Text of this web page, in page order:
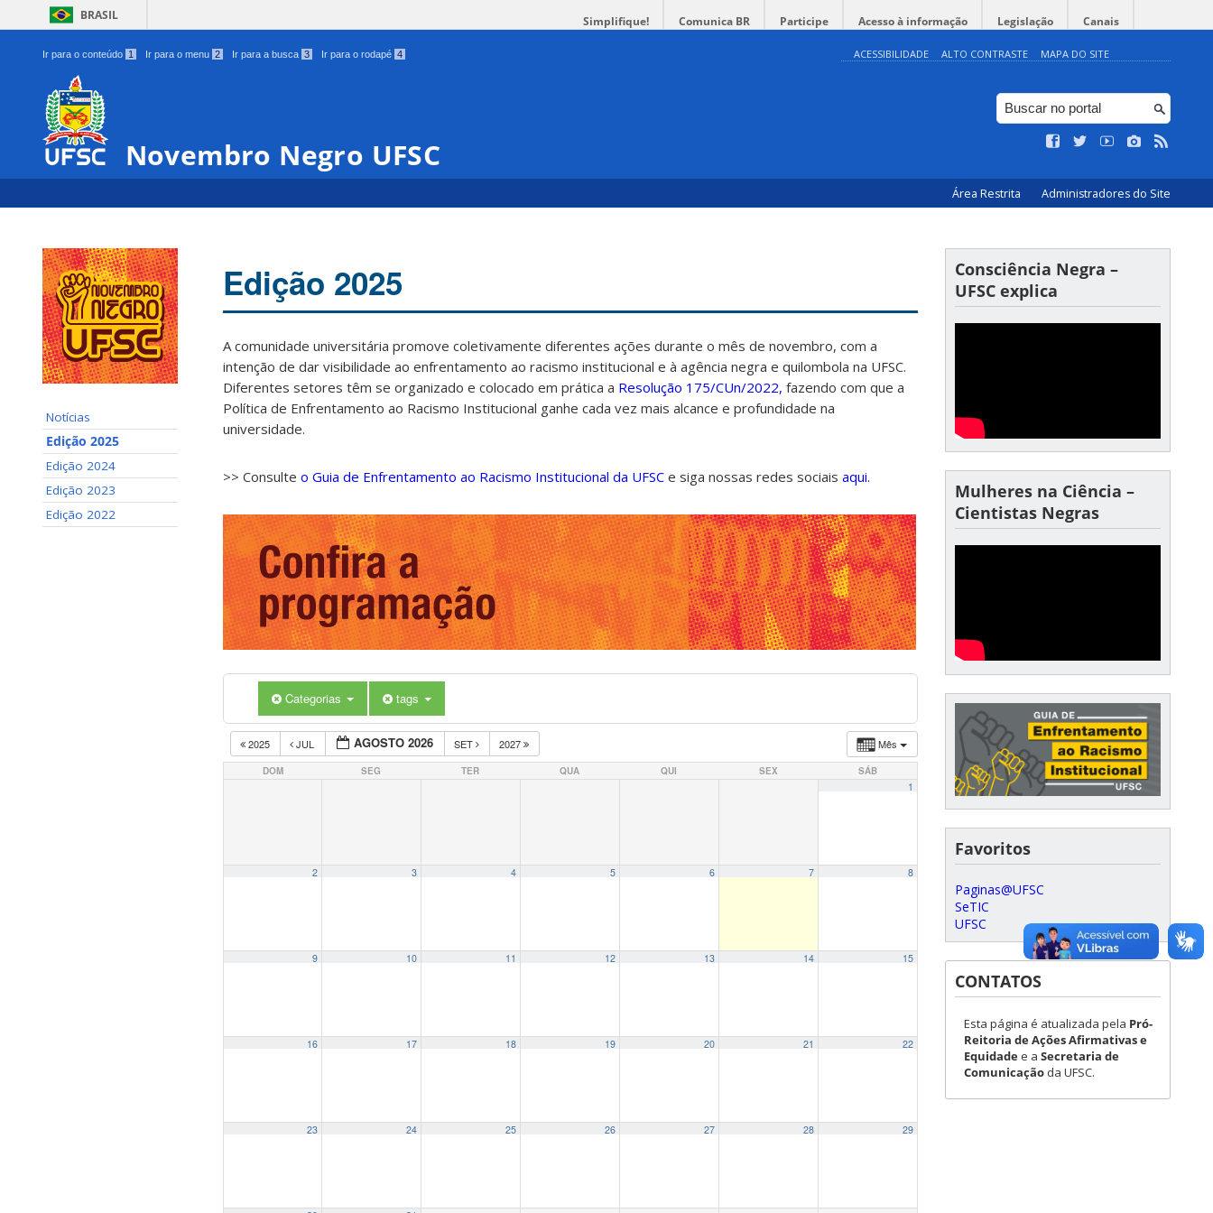
BRASIL Simplifique! Comunica BR Participe Acesso à informação Legislação Canais
Ir para o conteúdo 1 Ir para o menu 2 Ir para a busca 3 Ir para o rodapé 4 ACESSIBILIDADE ALTO CONTRASTE MAPA DO SITE
Novembro Negro UFSC
Área Restrita Administradores do Site
Notícias
Edição 2025
Edição 2024
Edição 2023
Edição 2022
Edição 2025
A comunidade universitária promove coletivamente diferentes ações durante o mês de novembro, com a
intenção de dar visibilidade ao enfrentamento ao racismo institucional e à agência negra e quilombola na UFSC.
Diferentes setores têm se organizado e colocado em prática a Resolução 175/CUn/2022, fazendo com que a
Política de Enfrentamento ao Racismo Institucional ganhe cada vez mais alcance e profundidade na
universidade.
>> Consulte o Guia de Enfrentamento ao Racismo Institucional da UFSC e siga nossas redes sociais aqui.
Categorias tags
Mês
2025 JUL AGOSTO 2026 SET 2027
DOM SEG TER QUA QUI SEX SÁB
1
2 3 4 5 6 7 8
9 10 11 12 13 14 15
16 17 18 19 20 21 22
23 24 25 26 27 28 29
Consciência Negra –
UFSC explica
Mulheres na Ciência –
Cientistas Negras
Favoritos
Paginas@UFSC
SeTIC
UFSC
CONTATOS
Esta página é atualizada pela Pró-
Reitoria de Ações Afirmativas e
Equidadee a Secretaria de
Comunicação da UFSC.